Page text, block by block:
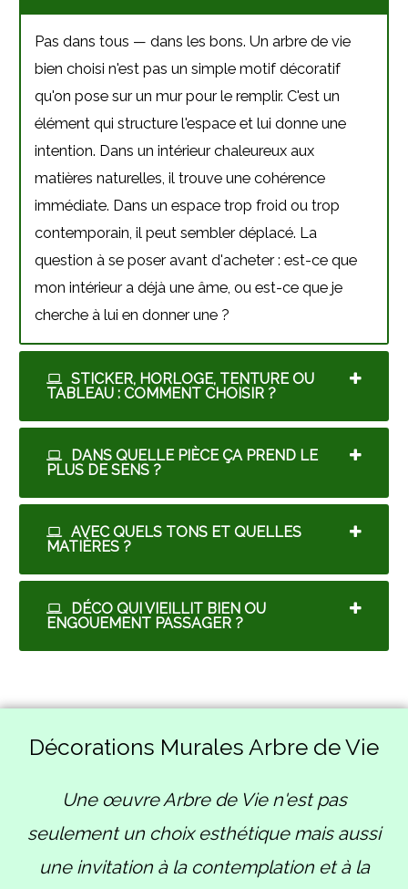
Pas dans tous — dans les bons. Un arbre de vie
bien choisi n'est pas un simple motif décoratif
qu'on pose sur un mur pour le remplir. C'est un
élément qui structure l'espace et lui donne une
intention. Dans un intérieur chaleureux aux
matières naturelles, il trouve une cohérence
immédiate. Dans un espace trop froid ou trop
contemporain, il peut sembler déplacé. La
question à se poser avant d'acheter : est-ce que
mon intérieur a déjà une âme, ou est-ce que je
cherche à lui en donner une ?
STICKER, HORLOGE, TENTURE OU
TABLEAU : COMMENT CHOISIR ?
DANS QUELLE PIÈCE ÇA PREND LE
PLUS DE SENS ?
AVEC QUELS TONS ET QUELLES
MATIÈRES ?
DÉCO QUI VIEILLIT BIEN OU
ENGOUEMENT PASSAGER ?
Décorations Murales Arbre de Vie
Une œuvre Arbre de Vie n'est pas
seulement un choix esthétique mais aussi
une invitation à la contemplation et à la